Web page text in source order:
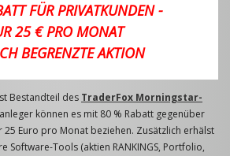
FÜR PRIVATKUNDEN -
25 € PRO MONAT
BEGRENZTE AKTION
Bestandteil des TraderFox Morningstar-
können es mit 80 % Rabatt gegenüber
25 Euro pro Monat beziehen. Zusätzlich erhälst
Software-Tools (aktien RANKINGS, Portfolio,